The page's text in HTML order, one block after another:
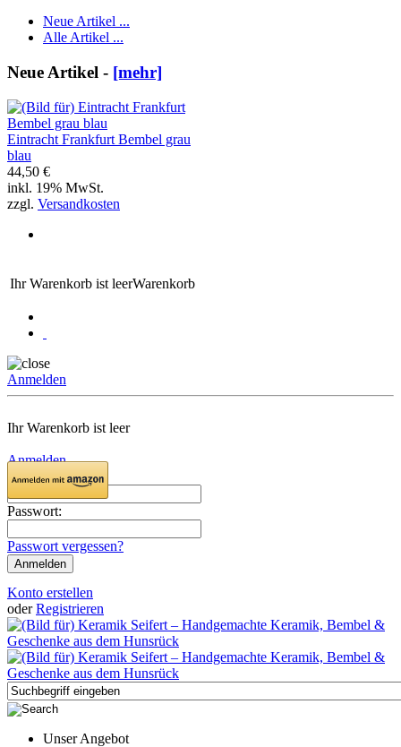
Neue Artikel ...
Alle Artikel ...
Neue Artikel - [mehr]
Eintracht Frankfurt Bembel grau
blau
44,50 €
inkl. 19% MwSt.
zzgl. Versandkosten
Ihr Warenkorb ist leerWarenkorb
Anmelden
Ihr Warenkorb ist leer
Anmelden
Email:
Passwort:
Passwort vergessen?
Konto erstellen
oder Registrieren
Unser Angebot